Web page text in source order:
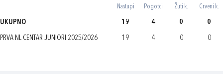
Nastupi Pogotci Žuti k. Crveni k.
UKUPNO 19 4 0 0
PRVA NL CENTAR JUNIORI 2025/2026 19 4 0 0